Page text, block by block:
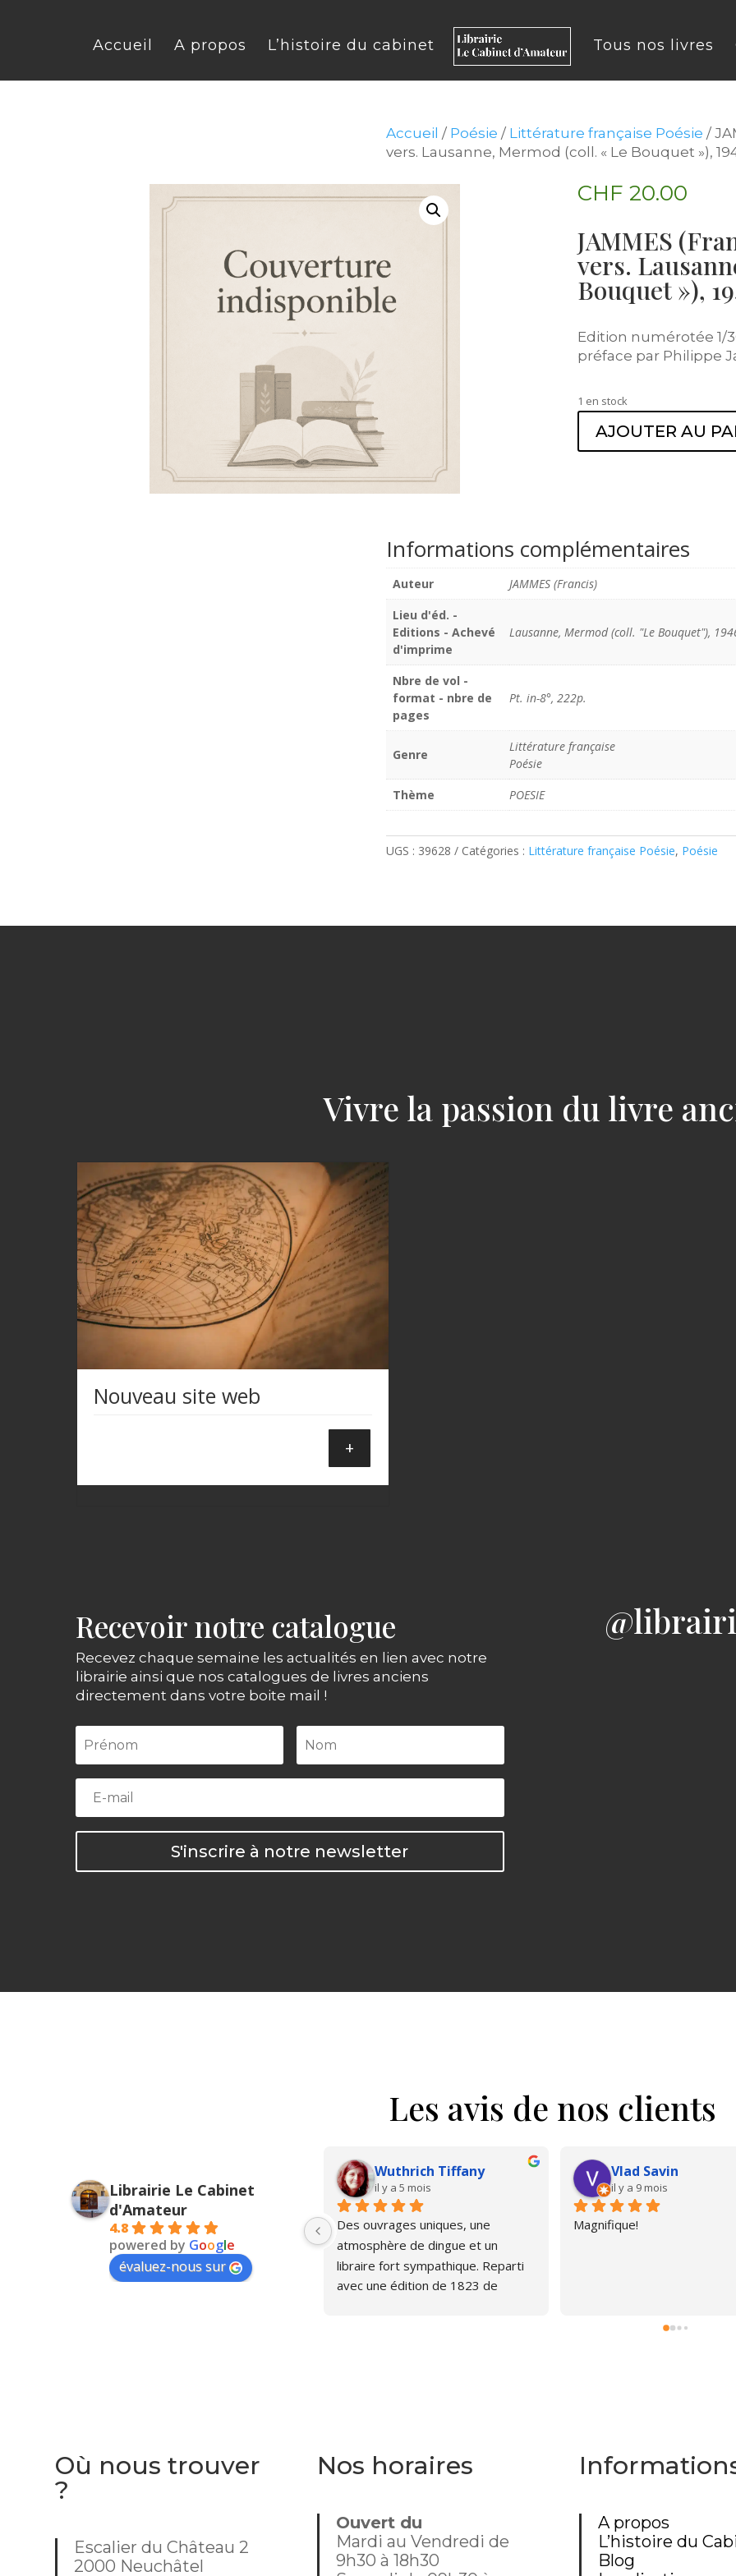
Accueil A propos L’histoire du cabinet Tous nos livres
Accueil / Poésie / Littérature française Poésie /
vers. Lausanne, Mermod (coll. « Le Bouquet »),
CHF 20.00
JAMMES
vers.
Bouquet »),
Edition numérotée 1/
préface par Philippe
1 en stock
AJOUTER AU
Informations complémentaires
Auteur
JAMMES (Francis)
Lieu d'éd. -
Editions - Achevé
d'imprime
Lausanne, Mermod (coll. "Le Bouquet"),
Nbre de vol -
format - nbre de
pages
Pt. in-8°, 222p.
Genre
Littérature française
Poésie
Thème
POESIE
UGS : 39628 Catégories : Littérature française Poésie, Poésie
Vivre la passion du livre
Nouveau site web
+
Recevoir notre catalogue
Recevez chaque semaine les actualités en lien avec notre
librairie ainsi que nos catalogues de livres anciens
directement dans votre boite mail !
S'inscrire à notre newsletter
Les avis de nos clients
Librairie Le Cabinet
d'Amateur
4.8
powered by Google
évaluez-nous sur
Wuthrich Tiffany
il y a 5 mois
Des ouvrages uniques, une
atmosphère de dingue et un
libraire fort sympathique. Reparti
avec une édition de 1823 de
Vlad Savin
il y a 9 mois
Magnifique!
Où nous trouver
?
Escalier du Château 2
2000 Neuchâtel
Nos horaires
Ouvert du
Mardi au Vendredi de
9h30 à 18h30
A propos
L’histoire du
Blog